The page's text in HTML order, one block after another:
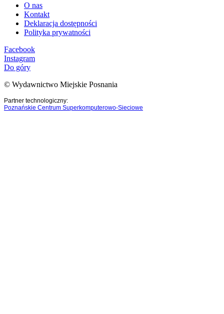
O nas
Kontakt
Deklaracja dostępności
Polityka prywatności
Facebook
Instagram
Do góry
© Wydawnictwo Miejskie Posnania
Partner technologiczny:
Poznańskie Centrum Superkomputerowo-Sieciowe